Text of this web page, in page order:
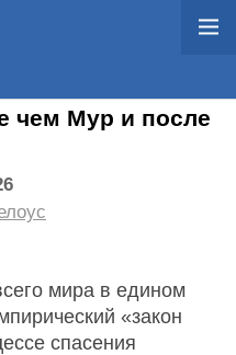
чем Мур и после
мира в едином
«закон
спасения